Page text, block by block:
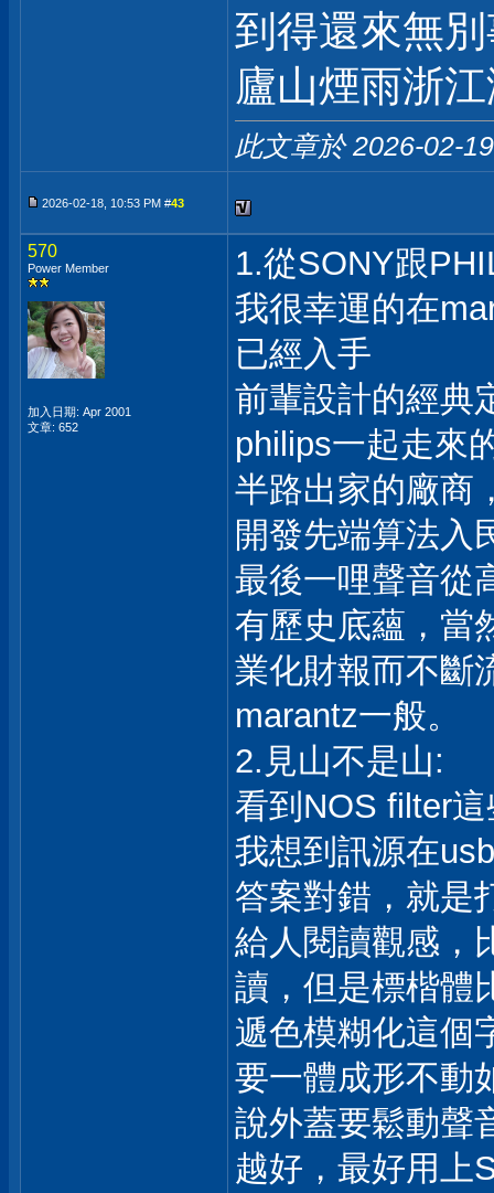
到得還來無
廬山煙雨浙
此文章於 2026-02-
2026-02-18, 10:53 PM #43
570
Power Member
加入日期: Apr 2001
文章: 652
1.從SONY跟
我很幸運的在
已經入手
前輩設計的經典
philips一起走來
半路出家的廠商
開發先端算法入
最後一哩聲音從
有歷史底蘊，當
業化財報而不斷
marantz一般。
2.見山不是山:
看到NOS filter
我想到訊源在
答案對錯，就是
給人閱讀觀感，
讀，但是標楷體
遞色模糊化這個
要一體成形不動
說外蓋要鬆動聲
越好，最好用上